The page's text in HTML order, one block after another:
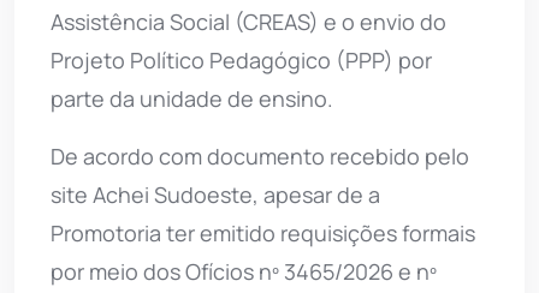
Assistência Social (CREAS) e o envio do
Projeto Político Pedagógico (PPP) por
parte da unidade de ensino.
De acordo com documento recebido pelo
site Achei Sudoeste, apesar de a
Promotoria ter emitido requisições formais
por meio dos Ofícios nº 3465/2026 e nº